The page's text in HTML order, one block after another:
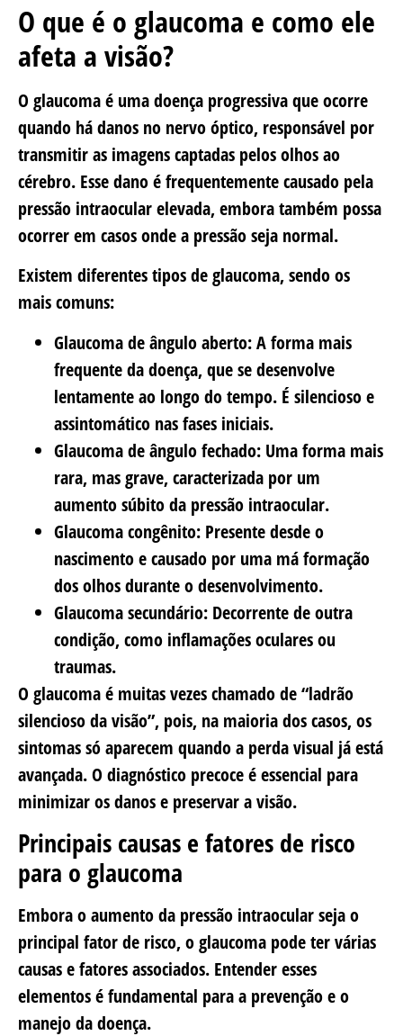
O que é o glaucoma e como ele
afeta a visão?
O glaucoma é uma doença progressiva que ocorre
quando há danos no nervo óptico, responsável por
transmitir as imagens captadas pelos olhos ao
cérebro. Esse dano é frequentemente causado pela
pressão intraocular elevada, embora também possa
ocorrer em casos onde a pressão seja normal.
Existem diferentes tipos de glaucoma, sendo os
mais comuns:
Glaucoma de ângulo aberto:A forma mais
frequente da doença, que se desenvolve
lentamente ao longo do tempo. É silencioso e
assintomático nas fases iniciais.
Glaucoma de ângulo fechado: Uma forma mais
rara, mas grave, caracterizada por um
aumento súbito da pressão intraocular.
Glaucoma congênito: Presente desde o
nascimento e causado por uma má formação
dos olhos durante o desenvolvimento.
Glaucoma secundário: Decorrente de outra
condição, como inflamações oculares ou
traumas.
O glaucoma é muitas vezes chamado de “ladrão
silencioso da visão”, pois, na maioria dos casos, os
sintomas só aparecem quando a perda visual já está
avançada. O diagnóstico precoce é essencial para
minimizar os danos e preservar a visão.
Principais causas e fatores de risco
para o glaucoma
Embora o aumento da pressão intraocular seja o
principal fator de risco, o glaucoma pode ter várias
causas e fatores associados. Entender esses
elementos é fundamental para a prevenção e o
manejo da doença.